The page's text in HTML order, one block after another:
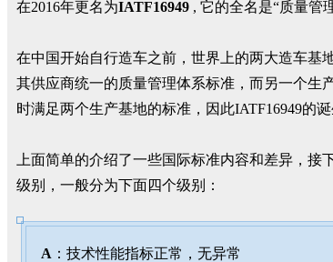
在2016年更名为IATF16949 , 它的全名是“质量管
在中国开始自行造车之前，世界上的两大造车基
其供应商统一的质量管理体系标准，而另一个生
时满足两个生产基地的标准，因此IATF16949的
上面简单的介绍了一些国际标准内容和差异，
级别，一般分为下面四个级别：
A ：技术性能指标正常，无异常